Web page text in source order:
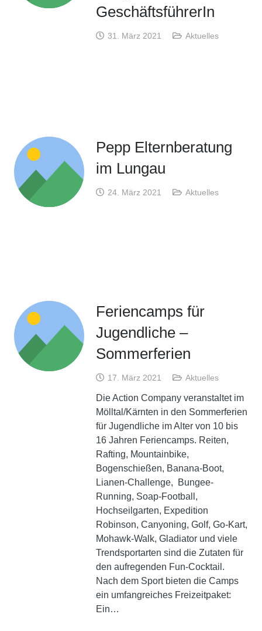
GeschäftsführerIn
31. März 2021 Aktuelles
Pepp Elternberatung
im Lungau
24. März 2021 Aktuelles
Feriencamps für
Jugendliche –
Sommerferien
17. März 2021 Aktuelles
Die Action Company veranstaltet im
Mölltal/Kärnten in den Sommerferien
für Jugendliche im Alter von 10 bis
16 Jahren Feriencamps. Reiten,
Rafting, Mountainbike,
Bogenschießen, Banana-Boot,
Lianen-Challenge, Bungee-
Running, Soap-Football,
Hochseilgarten, Expedition
Robinson, Canyoning, Golf, Go-Kart,
Mohawk-Walk, Gladiator und viele
Trendsportarten sind die Zutaten für
den aufregenden Fun-Cocktail.
Nach dem Sport bieten die Camps
ein umfangreiches Freizeitpaket:
Ein…